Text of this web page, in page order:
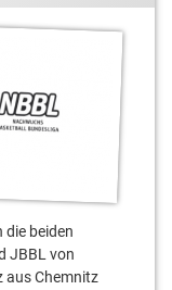
die beiden
JBBL von
aus Chemnitz